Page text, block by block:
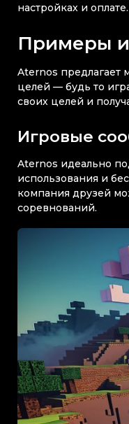
настройках и оплате.
Примеры
Aternos предлагает
целей — будь то
своих целей и
Игровые
Aternos идеально
использования и
компания друзей
соревнований.